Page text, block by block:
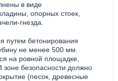
в виде
опорных стоек,
гнезда.
путем бетонирования
не менее 500 мм.
на ровной площадке,
безопасности должно
(песок, древесные